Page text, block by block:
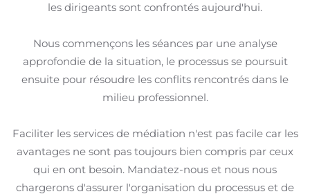
les dirigeants sont confrontés aujourd'hui.
Nous commençons les séances par une analyse
approfondie de la situation, le processus se poursuit
ensuite pour résoudre les conflits rencontrés dans le
milieu professionnel.
Faciliter les services de médiation n'est pas facile car les
avantages ne sont pas toujours bien compris par ceux
qui en ont besoin. Mandatez-nous et nous nous
chargerons d'assurer l'organisation du processus et de